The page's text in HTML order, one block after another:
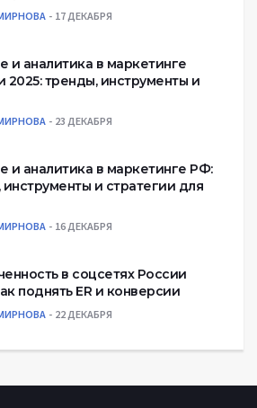
17 ДЕКАБРЯ
и аналитика в маркетинге
2025: тренды, инструменты и
23 ДЕКАБРЯ
и аналитика в маркетинге РФ:
инструменты и стратегии для
16 ДЕКАБРЯ
в соцсетях России
поднять ER и конверсии
22 ДЕКАБРЯ